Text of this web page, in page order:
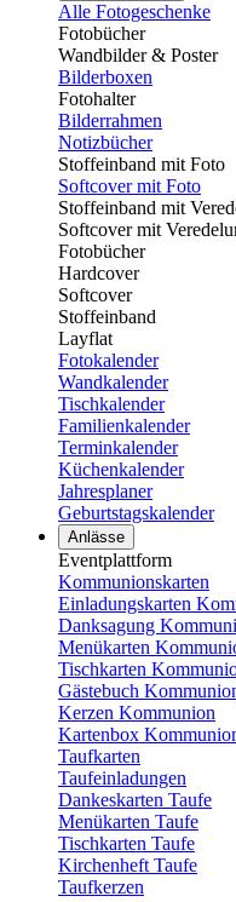
Alle Fotogeschenke
Fotobücher
Wandbilder & Poster
Bilderboxen
Fotohalter
Bilderrahmen
Notizbücher
Stoffeinband mit Foto
Softcover mit Foto
Stoffeinband mit
Softcover mit
Fotobücher
Hardcover
Softcover
Stoffeinband
Layflat
Fotokalender
Wandkalender
Tischkalender
Familienkalender
Terminkalender
Küchenkalender
Jahresplaner
Geburtstagskalender
Anlässe
Eventplattform
Kommunionskarten
Einladungskarten
Danksagung
Menükarten
Tischkarten
Gästebuch
Kerzen Kommunion
Kartenbox
Taufkarten
Taufeinladungen
Dankeskarten Taufe
Menükarten Taufe
Tischkarten Taufe
Kirchenheft Taufe
Taufkerzen